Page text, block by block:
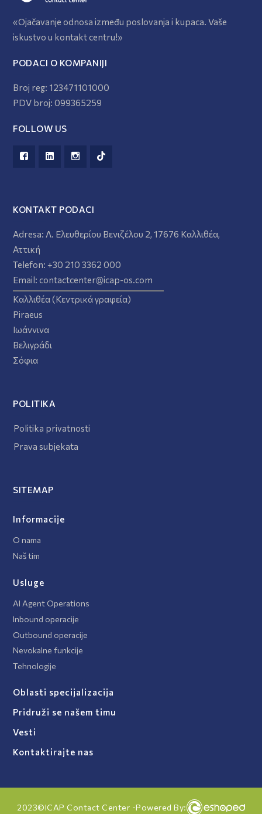
«Ojačavanje odnosa između poslovanja i kupaca. Vaše
iskustvo u kontakt centru!»
PODACI O KOMPANIJI
Broj reg: 123471101000
PDV broj: 099365259
FOLLOW US
KONTAKT PODACI
Adresa: Λ. Ελευθερίου Βενιζέλου 2, 17676 Καλλιθέα,
Αττική
Telefon: +30 210 3362 000
Email:contactcenter@icap-os.com
Καλλιθέα (Κεντρικά γραφεία)
Piraeus
Ιωάννινα
Βελιγράδι
Σόφια
POLITIKA
Politika privatnosti
Prava subjekata
SITEMAP
Informacije
O nama
Naš tim
Usluge
AI Agent Operations
Inbound operacije
Outbound operacije
Nevokalne funkcije
Tehnologije
Oblasti specijalizacija
Pridruži se našem timu
Vesti
Kontaktirajte nas
2023©ICAP Contact Center -Powered By: